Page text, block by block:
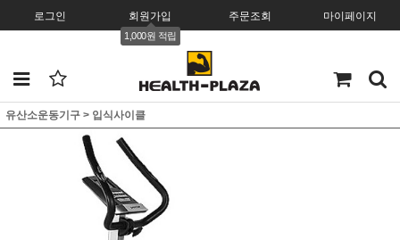
로그인 회원가입
1,000원 적립
주문조회 마이페이지
유산소운동기구 > 입식사이클